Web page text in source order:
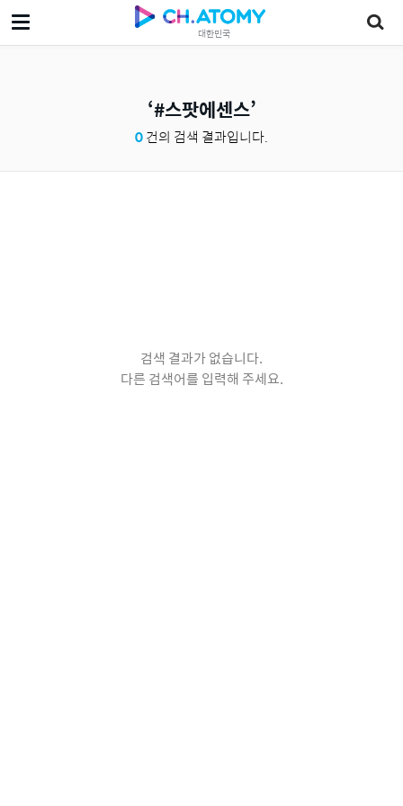
대한민국
#스팟에센스
0건의 검색 결과입니다.
검색 결과가 없습니다.
다른 검색어를 입력해 주세요.